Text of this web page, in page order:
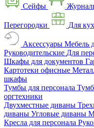
Сейфы
Перегородки Для
Аксессуары Мебель
Руководительские Для
Шкафы для документов
Картотеки офисные
шкафы
Тумбы для персонала
оргтехники
Двухместные диваны
диваны Угловые диваны
Кресла для персонала